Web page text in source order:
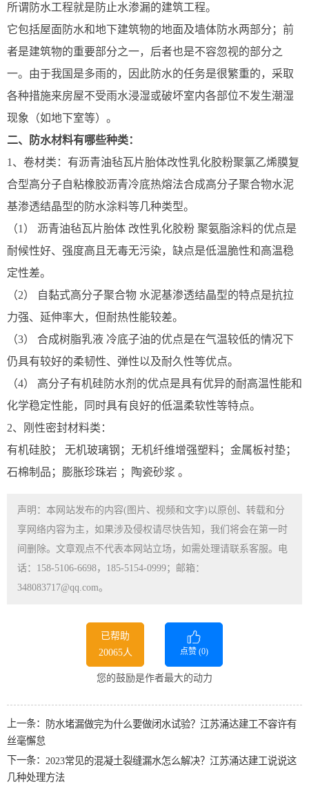
所谓防水工程就是防止水渗漏的建筑工程。
它包括屋面防水和地下建筑物的地面及墙体防水两部分；前
者是建筑物的重要部分之一，后者也是不容忽视的部分之
一。由于我国是多雨的，因此防水的任务是很繁重的，采取
各种措施来房屋不受雨水浸湿或破坏室内各部位不发生潮湿
现象（如地下室等）。
二、防水材料有哪些种类：
1、卷材类：有沥青油毡瓦片胎体改性乳化胶粉聚氯乙烯膜复
合型高分子自粘橡胶沥青冷底热熔法合成高分子聚合物水泥
基渗透结晶型的防水涂料等几种类型。
（1） 沥青油毡瓦片胎体 改性乳化胶粉 聚氨脂涂料的优点是
耐候性好、强度高且无毒无污染，缺点是低温脆性和高温稳
定性差。
（2） 自黏式高分子聚合物 水泥基渗透结晶型的特点是抗拉
力强、延伸率大，但耐热性能较差。
（3） 合成树脂乳液 冷底子油的优点是在气温较低的情况下
仍具有较好的柔韧性、弹性以及耐久性等优点。
（4） 高分子有机硅防水剂的优点是具有优异的耐高温性能和
化学稳定性能，同时具有良好的低温柔软性等特点。
2、刚性密封材料类：
有机硅胶； 无机玻璃钢；无机纤维增强塑料；金属板衬垫；
石棉制品；膨胀珍珠岩 ；陶瓷砂浆 。
声明：本网站发布的内容(图片、视频和文字)以原创、转载和分
享网络内容为主，如果涉及侵权请尽快告知，我们将会在第一时
间删除。文章观点不代表本网站立场，如需处理请联系客服。电
话：158-5106-6698，185-5154-0999；邮箱：
348083717@qq.com。
已帮助
20065人
点赞 (0)
您的鼓励是作者最大的动力
上一条：
防水堵漏做完为什么要做闭水试验？江苏涌达建工不容许有
丝毫懈怠
下一条： 2023常见的混凝土裂缝漏水怎么解决？江苏涌达建工说说这
几种处理方法